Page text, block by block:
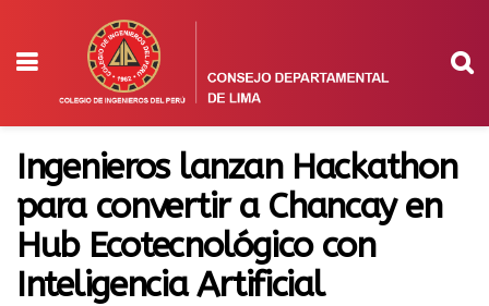
Ingenieros lanzan Hackathon
para convertir a Chancay en
Hub Ecotecnológico con
Inteligencia Artificial